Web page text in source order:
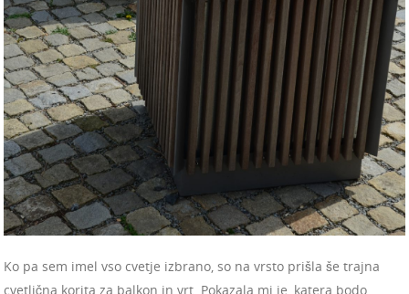
Ko pa sem imel vso cvetje izbrano, so na vrsto prišla še trajna
cvetlična korita za balkon in vrt. Pokazala mi je, katera bodo